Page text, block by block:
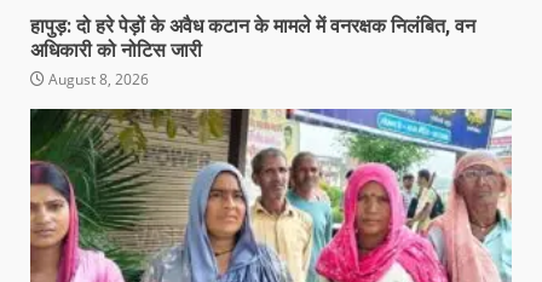
हापुड़: दो हरे पेड़ों के अवैध कटान के मामले में वनरक्षक निलंबित, वन
अधिकारी को नोटिस जारी
August 8, 2026